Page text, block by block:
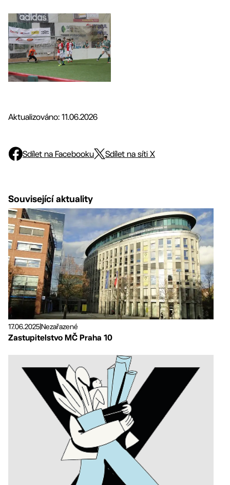
Aktualizováno: 11.06.2026
Sdílet na Facebooku Sdílet na síti X
Související aktuality
17.06.2025Nezařazené
Zastupitelstvo MČ Praha 10